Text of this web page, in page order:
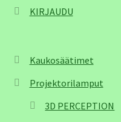
KIRJAUDU
Kaukosäätimet
Projektorilamput
3D PERCEPTION